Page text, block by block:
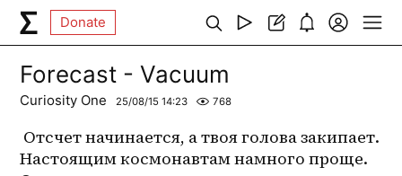
Donate
Forecast - Vacuum
Curiosity One 25/08/15 14:23 768
Настоящим космонавтам намного проще.